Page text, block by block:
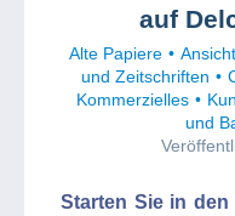
auf
Alte Papiere
und Zeitschriften
Kommerzielles
und
Starten Sie in